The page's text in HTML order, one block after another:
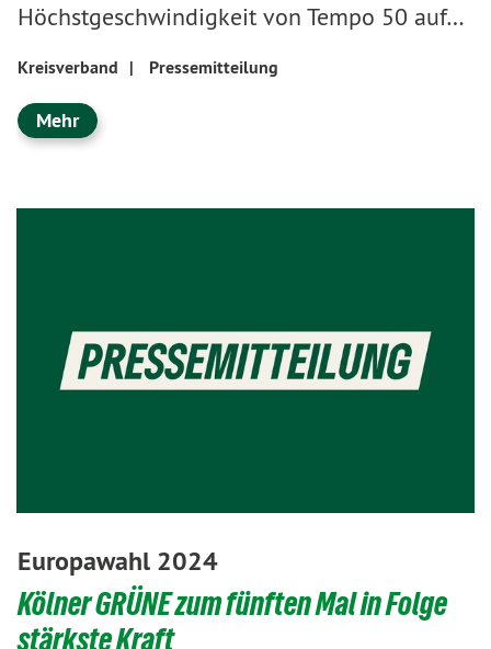
Höchstgeschwindigkeit von Tempo 50 auf…
Kreisverband | Pressemitteilung
Mehr
Europawahl 2024
Kölner GRÜNE zum fünften Mal in Folge
stärkste Kraft